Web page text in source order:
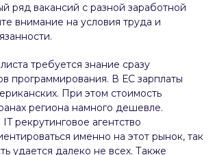
ряд вакансий с разной заработной
внимание на условия труда и
требуется знание сразу
программирования. В ЕС зарплаты
При этом стоимость
региона намного дешевле.
рекрутинговое агентство
именно на этот рынок, так
удается далеко не всех. Также